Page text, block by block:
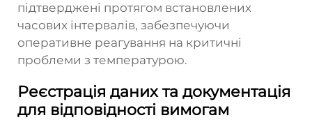
підтверджені протягом встановлених
часових інтервалів, забезпечуючи
оперативне реагування на критичні
проблеми з температурою.
Реєстрація даних та документація
для відповідності вимогам